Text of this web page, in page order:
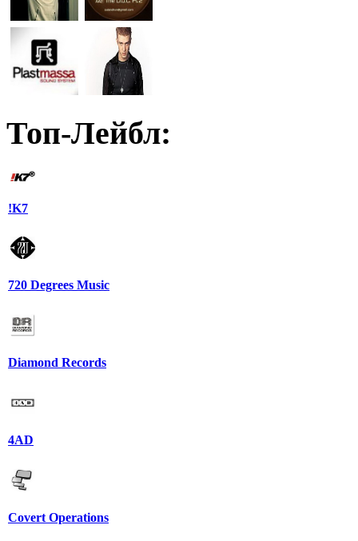
Топ-Лейбл:
!K7
720 Degrees Music
Diamond Records
4AD
Covert Operations